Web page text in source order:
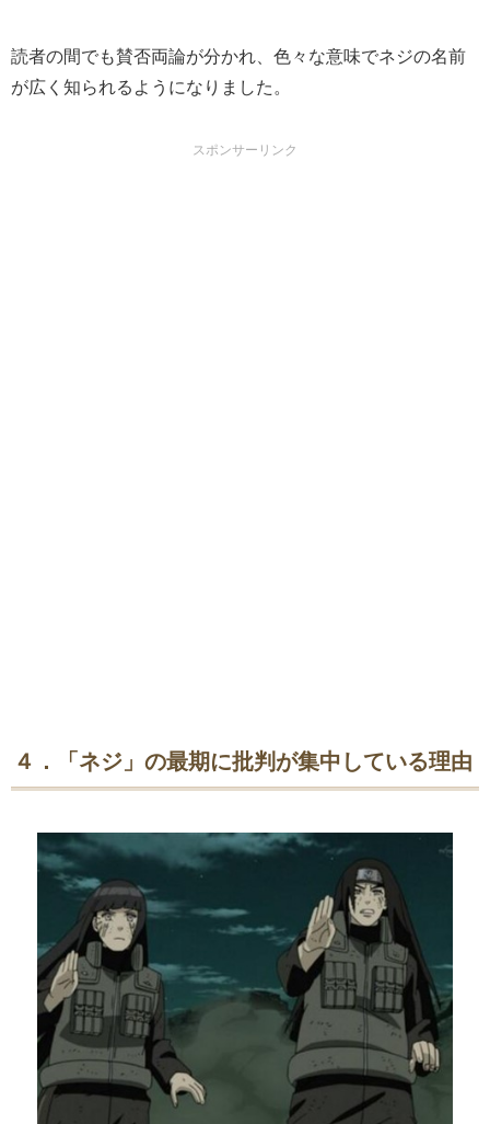
読者の間でも賛否両論が分かれ、色々な意味でネジの名前
が広く知られるようになりました。
スポンサーリンク
４．「ネジ」の最期に批判が集中している理由